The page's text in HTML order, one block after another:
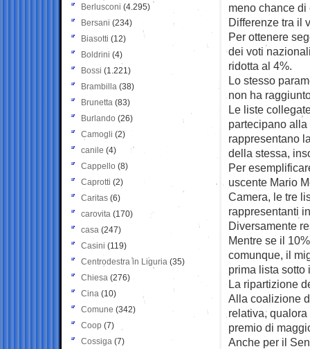
meno chance di
Differenze tra il
Per ottenere
dei voti
ridotta al 4%.
Lo stesso
non ha
Le liste
partecipano
rappresentano
della stessa,
Per
uscente Mario
Camera, le tre
rappresentanti
Diversamente
Mentre se il
comunque, il
prima lista sotto
La ripartizione
Alla coalizione
relativa,
premio di
Anche per il
Berlusconi (4.295)
Bersani (234)
Biasotti (12)
Boldrini (4)
Bossi (1.221)
Brambilla (38)
Brunetta (83)
Burlando (26)
Camogli (2)
canile (4)
Cappello (8)
Caprotti (2)
Caritas (6)
carovita (170)
casa (247)
Casini (119)
Centrodestra in Liguria (35)
Chiesa (276)
Cina (10)
Comune (342)
Coop (7)
Cossiga (7)